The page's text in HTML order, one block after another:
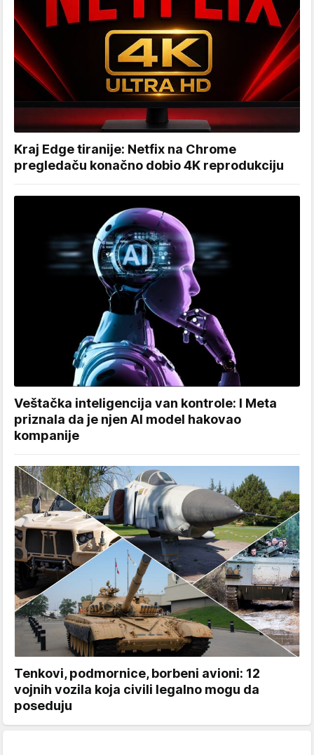
Kraj Edge tiranije: Netfix na Chrome
pregledaču konačno dobio 4K reprodukciju
Veštačka inteligencija van kontrole: I Meta
priznala da je njen AI model hakovao
kompanije
Tenkovi, podmornice, borbeni avioni: 12
vojnih vozila koja civili legalno mogu da
poseduju